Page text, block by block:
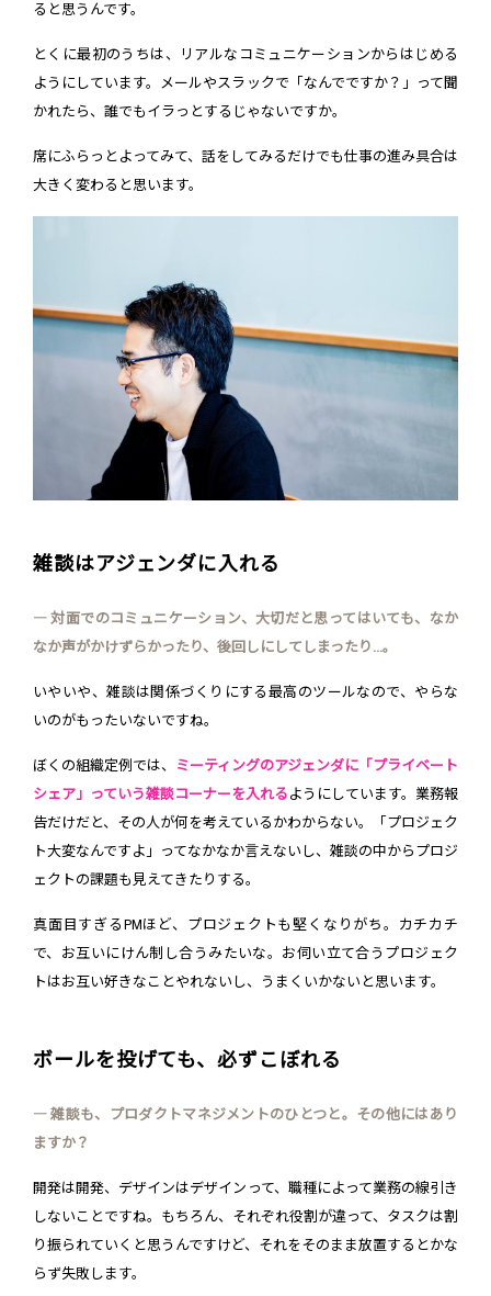
ると思うんです。
とくに最初のうちは、リアルなコミュニケーションからはじめる
ようにしています。メールやスラックで「なんでですか？」って聞
かれたら、誰でもイラっとするじゃないですか。
席にふらっとよってみて、話をしてみるだけでも仕事の進み具合は
大きく変わると思います。
雑談はアジェンダに入れる
― 対面でのコミュニケーション、大切だと思ってはいても、なか
なか声がかけずらかったり、後回しにしてしまったり...。
いやいや、雑談は関係づくりにする最高のツールなので、やらな
いのがもったいないですね。
ぼくの組織定例では、
ミーティングのアジェンダに「プライベート
シェア」っていう雑談コーナーを入れる ようにしています。業務報
告だけだと、その人が何を考えているかわからない。「プロジェク
ト大変なんですよ」ってなかなか言えないし、雑談の中からプロジ
ェクトの課題も見えてきたりする。
真面目すぎるPMほど、プロジェクトも堅くなりがち。カチカチ
で、お互いにけん制し合うみたいな。お伺い立て合うプロジェク
トはお互い好きなことやれないし、うまくいかないと思います。
ボールを投げても、必ずこぼれる
― 雑談も、プロダクトマネジメントのひとつと。その他にはあり
ますか？
開発は開発、デザインはデザインって、職種によって業務の線引き
しないことですね。もちろん、それぞれ役割が違って、タスクは割
り振られていくと思うんですけど、それをそのまま放置するとかな
らず失敗します。